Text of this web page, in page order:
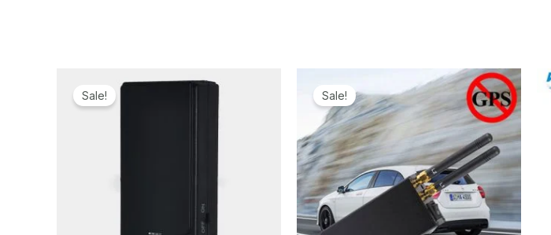
Sale!
Preis
Sale!
Ursprünglicher
war:
129,00€
Aktueller
Preis
86,69€.